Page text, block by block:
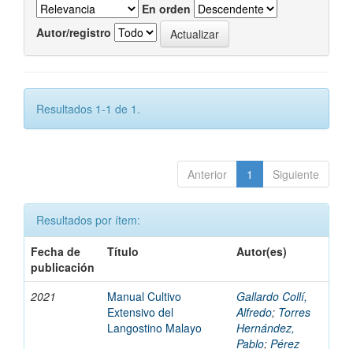
En orden
Autor/registro
Resultados 1-1 de 1.
Anterior 1 Siguiente
Resultados por ítem:
Fecha de
publicación
Título Autor(es)
2021
Manual Cultivo
Extensivo del
Langostino Malayo
Gallardo Collí,
Alfredo; Torres
Hernández,
Pablo; Pérez